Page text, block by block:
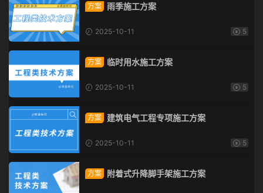
方案 雨季施工方案
2025-10-11 5
方案 临时用水施工方案
2025-10-11 5
方案 建筑电气工程专项施工方案
2025-10-11 5
方案 附着式升降脚手架施工方案